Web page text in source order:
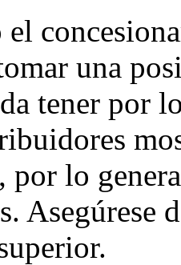
el
una
tener por
por lo
Asegúrese